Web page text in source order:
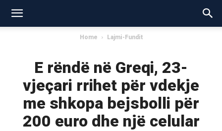
Home Lajmi-Fundit
E rëndë në Greqi, 23-
vjeçari rrihet për vdekje
me shkopa bejsbolli për
200 euro dhe një celular